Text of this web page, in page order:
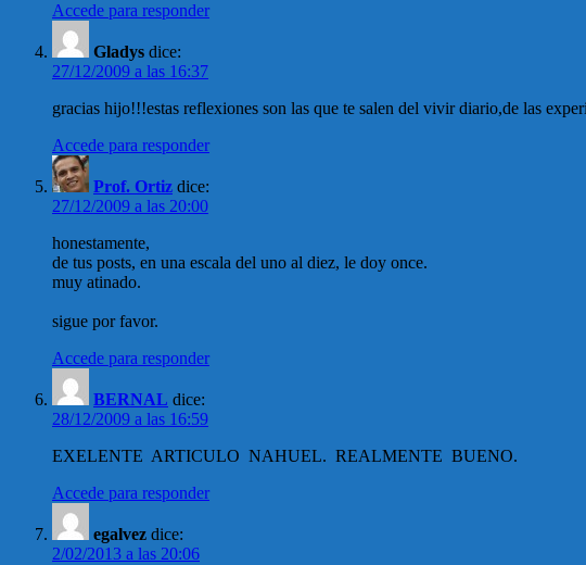
Accede para responder
Gladys dice:
27/12/2009 a las 16:37
gracias hijo!!!estas reflexiones son las que te salen del vivir diario,de las
Accede para responder
Prof. Ortiz dice:
27/12/2009 a las 20:00
honestamente,
de tus posts, en una escala del uno al diez, le doy once.
muy atinado.
sigue por favor.
Accede para responder
BERNAL dice:
28/12/2009 a las 16:59
EXELENTE ARTICULO NAHUEL. REALMENTE BUENO.
Accede para responder
egalvez dice:
2/02/2013 a las 20:06